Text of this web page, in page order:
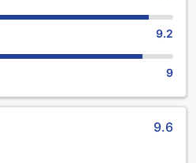
9.2
9
9.6